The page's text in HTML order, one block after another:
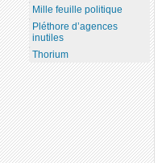
Mille feuille politique
Pléthore d’agences
inutiles
Thorium